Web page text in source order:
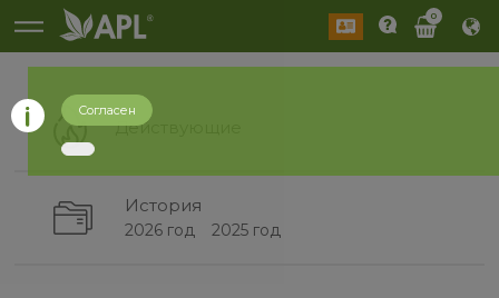
0
Действующие
История
2026 год 2025 год
Согласен